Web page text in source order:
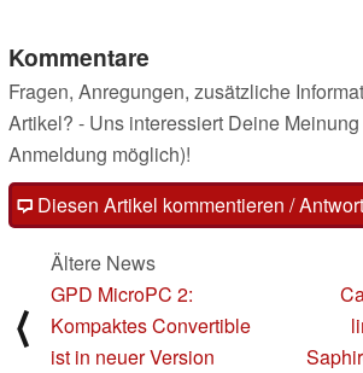
Kommentare
Fragen, Anregungen, zusätzliche
Artikel? - Uns interessiert Deine
Anmeldung möglich)!
Diesen Artikel kommentieren /
⟨
Ältere News
GPD MicroPC 2:
Kompaktes Convertible
ist in neuer Version